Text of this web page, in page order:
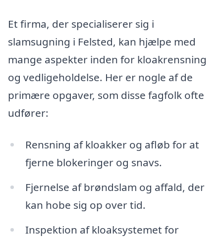
Et firma, der specialiserer sig i
slamsugning i Felsted, kan hjælpe med
mange aspekter inden for kloakrensning
og vedligeholdelse. Her er nogle af de
primære opgaver, som disse fagfolk ofte
udfører:
Rensning af kloakker og afløb for at
fjerne blokeringer og snavs.
Fjernelse af brøndslam og affald, der
kan hobe sig op over tid.
Inspektion af kloaksystemet for